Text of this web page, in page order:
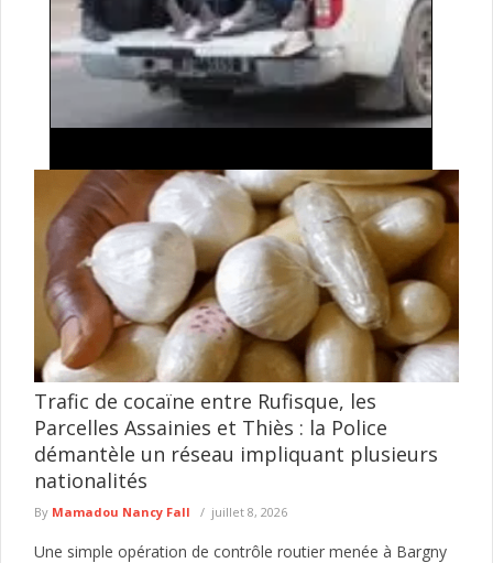
blanches et occupations anarchiques ciblées
Le Commissariat d'arrondissement de la Médina a mené, le 4
août 2026, une vaste opération de sécurisation dans plusieurs
secteurs ...
lire plus
Trafic de cocaïne entre Rufisque, les
Parcelles Assainies et Thiès : la Police
démantèle un réseau impliquant plusieurs
nationalités
By Mamadou Nancy Fall juillet 8, 2026
Une simple opération de contrôle routier menée à Bargny